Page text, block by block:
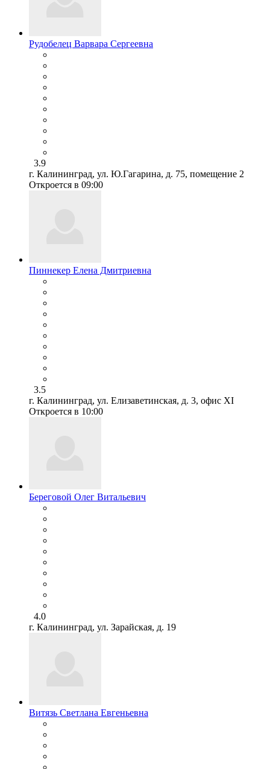
Рудобелец Варвара Сергеевна
3.9
г. Калининград, ул. Ю.Гагарина, д. 75, помещение 2
Откроется в 09:00
Пиннекер Елена Дмитриевна
3.5
г. Калининград, ул. Елизаветинская, д. 3, офис XI
Откроется в 10:00
Береговой Олег Витальевич
4.0
г. Калининград, ул. Зарайская, д. 19
Витязь Светлана Евгеньевна